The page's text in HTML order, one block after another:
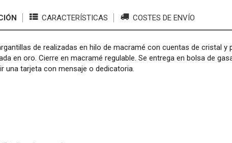
CARACTERÍSTICAS COSTES DE ENVÍO
de realizadas en hilo de macramé con cuentas de cristal y
en oro. Cierre en macramé regulable. Se entrega en bolsa de
una tarjeta con mensaje o dedicatoria.